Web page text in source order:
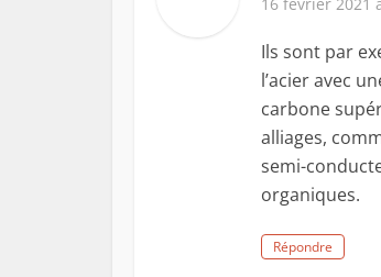
Ils sont par
l’acier avec
carbone
alliages,
semi-
organiques.
Répondre